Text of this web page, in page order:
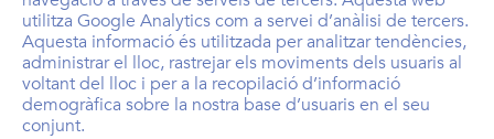
utilitza Google Analytics com a servei d’anàlisi de tercers.
Aquesta informació és utilitzada per analitzar tendències,
administrar el lloc, rastrejar els moviments dels usuaris al
voltant del lloc i per a la recopilació d’informació
demogràfica sobre la nostra base d’usuaris en el seu
conjunt.